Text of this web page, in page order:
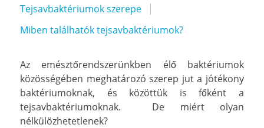
Tejsavbaktériumok szerepe
Miben találhatók tejsavbaktériumok?
Az emésztőrendszerünkben élő baktériumok
közösségében meghatározó szerep jut a jótékony
baktériumoknak, és közöttük is főként a
tejsavbaktériumoknak. De miért olyan
nélkülözhetetlenek?